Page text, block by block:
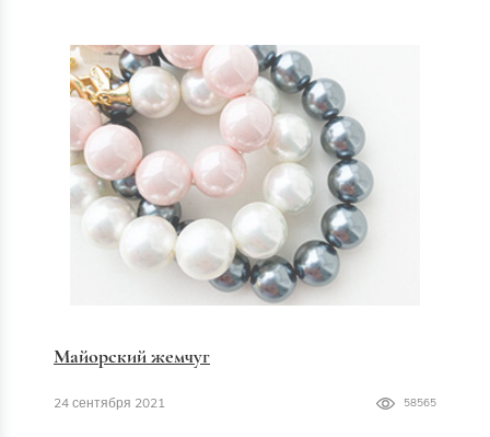
Майорский жемчуг
24 сентября 2021 58565